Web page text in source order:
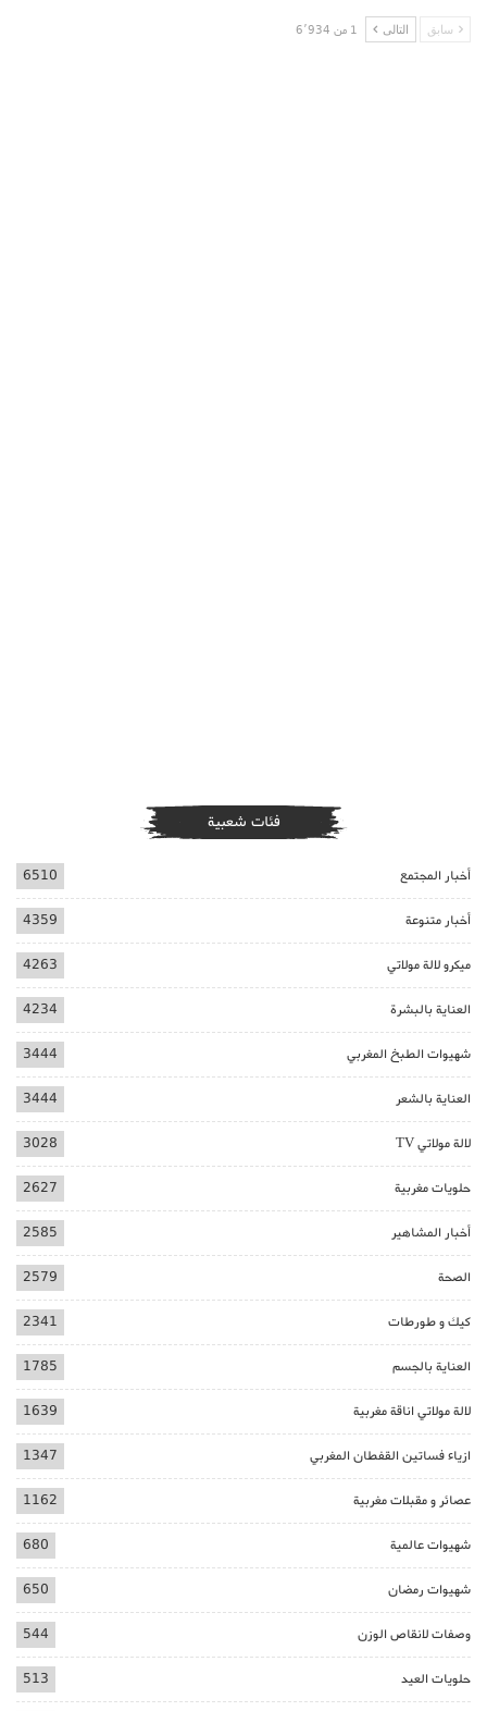
سابق التالى 1 من 6٬934
فئات شعبية
أخبار المجتمع 6510
أخبار متنوعة 4359
ميكرو لالة مولاتي 4263
العناية بالبشرة 4234
شهيوات الطبخ المغربي 3444
العناية بالشعر 3444
لالة مولاتي TV 3028
حلويات مغربية 2627
أخبار المشاهير 2585
الصحة 2579
كيك و طورطات 2341
العناية بالجسم 1785
لالة مولاتي اناقة مغربية 1639
ازياء فساتين القفطان المغربي 1347
عصائر و مقبلات مغربية 1162
شهيوات عالمية 680
شهيوات رمضان 650
وصفات لانقاص الوزن 544
حلويات العيد 513